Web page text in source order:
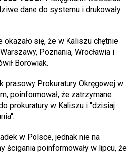
dane do systemu i drukowały
okazało się, że w Kaliszu chętnie
Poznania, Wrocławia i
Borowiak.
prasowy Prokuratury Okręgowej w
poinformował, że zatrzymane
prokuratury w Kaliszu i "dzisiaj
w Polsce, jednak nie na
ścigania poinformowały w lipcu, że